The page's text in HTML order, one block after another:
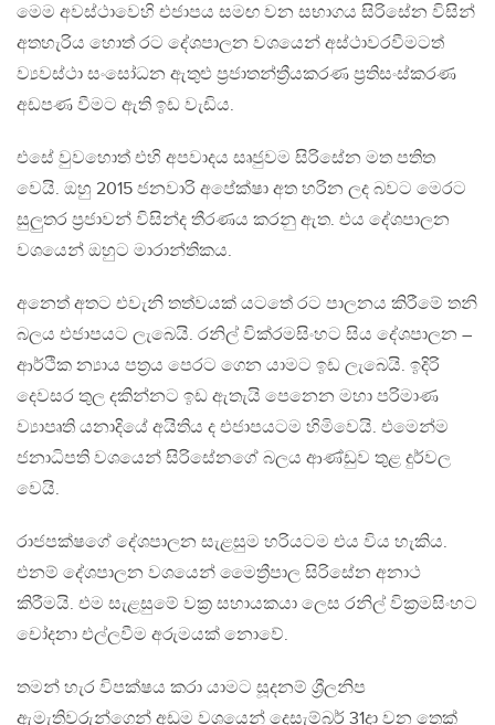
මෙම අවස්ථාවෙහි එජාපය සමඟ වන සභාගය සිරිසේන විසින්
අතහැරිය හොත් රට දේශපාලන වශයෙන් අස්ථාවරවීමටත්
ව්‍යවස්ථා සංසෝධන ඇතුළු ප්‍රජාතන්ත්‍රීයකරණ ප්‍රතිසංස්කරණ
අඩපණ වීමට ඇති ඉඩ වැඩිය.
එසේ වුවහොත් එහි අපවාදය සෘජුවම සිරිසේන මත පතිත
වෙයි. ඔහු 2015 ජනවාරි අපේක්ෂා අත හරින ලද බවට මෙරට
සුලුතර ප්‍රජාවන් විසින්ද තීරණය කරනු ඇත. එය දේශපාලන
වශයෙන් ඔහුට මාරාන්තිකය.
අනෙත් අතට එවැනි තත්වයක් යටතේ රට පාලනය කිරීමේ තනි
බලය එජාපයට ලැබෙයි. රනිල් වික්රමසිංහට සිය දේශපාලන –
ආර්ථික න්‍යාය පත්‍රය පෙරට ගෙන යාමට ඉඩ ලැබෙයි. ඉදිරි
දෙවසර තුල දකින්නට ඉඩ ඇතැයි පෙනෙන මහා පරිමාණ
ව්‍යාපෘති යනාදියේ අයිතිය ද එජාපයටම හිමිවෙයි. එමෙන්ම
ජනාධිපති වශයෙන් සිරිසේනගේ බලය ආණ්ඩුව තුළ දුර්වල
වෙයි.
රාජපක්ෂගේ දේශපාලන සැළසුම හරියටම එය විය හැකිය.
එනම් දේශපාලන වශයෙන් මෛත්‍රීපාල සිරිසේන අනාථ
කිරීමයි. එම සැළසුමේ වක්‍ර සහායකයා ලෙස රනිල් වික්‍රමසිංහට
චෝදනා එල්ලවීම අරුමයක් නොවේ.
තමන් හැර විපක්ෂය කරා යාමට සූදනම් ශ්‍රීලනිප
ඇමැතිවරුන්ගෙන් අඩුම වශයෙන් දෙසැම්බර් 31දා වන තෙක්